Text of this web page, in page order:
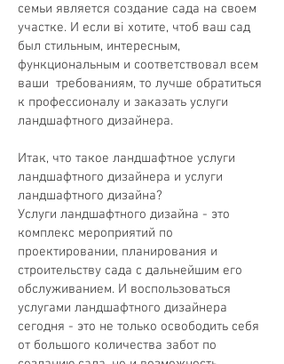
семьи является создание сада на своем
участке. И если ві хотите, чтоб ваш сад
был стильным, интересным,
функциональным и соответствовал всем
ваши требованиям, то лучше обратиться
к профессионалу и заказать услуги
ландшафтного дизайнера.
Итак, что такое ландшафтное услуги
ландшафтного дизайнера и услуги
ландшафтного дизайна?
Услуги ландшафтного дизайна - это
комплекс мероприятий по
проектировании, планирования и
строительству сада с дальнейшим его
обслуживанием. И воспользоваться
услугами ландшафтного дизайнера
сегодня - это не только освободить себя
от большого количества забот по